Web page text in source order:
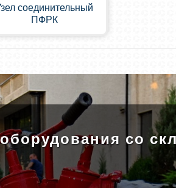
соединительный
ПФРК
со